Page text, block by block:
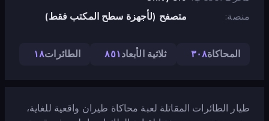
منصة
متصفح (لأجهزة سطح المكتب فقط)
المحاكاة٣٠٨ ثلاثية الأبعاد٨٥١ الطائرات١٨
طيار الطائرات المقاتلة لعبة محاكاة طيران واقعية للغاية،